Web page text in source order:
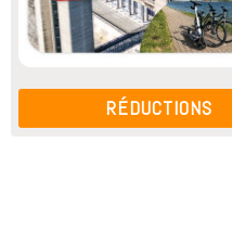
RÉDUCTIONS